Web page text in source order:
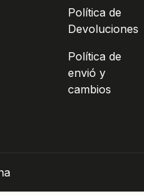
Política de
Devoluciones
Política de
envió y
cambios